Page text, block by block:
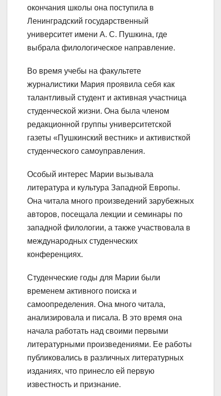
окончания школы она поступила в
Ленинградский государственный
университет имени А. С. Пушкина, где
выбрала филологическое направление.
Во время учебы на факультете
журналистики Мария проявила себя как
талантливый студент и активная участница
студенческой жизни. Она была членом
редакционной группы университетской
газеты «Пушкинский вестник» и активисткой
студенческого самоуправления.
Особый интерес Марии вызывала
литература и культура Западной Европы.
Она читала много произведений зарубежных
авторов, посещала лекции и семинары по
западной филологии, а также участвовала в
международных студенческих
конференциях.
Студенческие годы для Марии были
временем активного поиска и
самоопределения. Она много читала,
анализировала и писала. В это время она
начала работать над своими первыми
литературными произведениями. Ее работы
публиковались в различных литературных
изданиях, что принесло ей первую
известность и признание.